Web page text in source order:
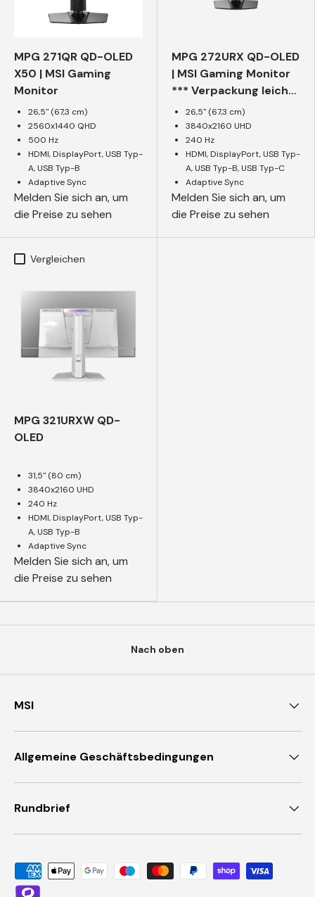
MPG 271QR QD-OLED
X50 | MSI Gaming
Monitor
26,5" (67,3 cm)
2560x1440 QHD
500 Hz
HDMI, DisplayPort, USB Typ-
A, USB Typ-B
Adaptive Sync
Melden Sie sich an, um
die Preise zu sehen
MPG 272URX QD-OLED
| MSI Gaming Monitor
*** Verpackung leicht
beschädigt***
26,5" (67,3 cm)
3840x2160 UHD
240 Hz
HDMI, DisplayPort, USB Typ-
A, USB Typ-B, USB Typ-C
Adaptive Sync
Melden Sie sich an, um
die Preise zu sehen
Vergleichen
MPG 321URXW QD-
OLED
31,5" (80 cm)
3840x2160 UHD
240 Hz
HDMI, DisplayPort, USB Typ-
A, USB Typ-B
Adaptive Sync
Melden Sie sich an, um
die Preise zu sehen
Nach oben
MSI
Allgemeine Geschäftsbedingungen
Rundbrief
Akzeptierte Zahlungsmethoden